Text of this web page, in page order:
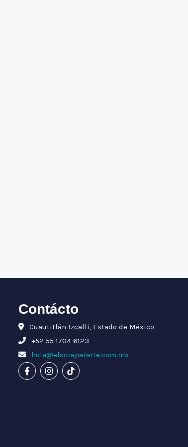
Contácto
Cuautitlán Izcalli, Estado de México
+52 55 1704 6123
hola@elscrapararte.com.mx